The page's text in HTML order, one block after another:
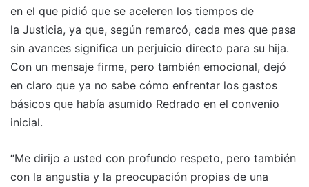
en el que pidió que se aceleren los tiempos de
la Justicia, ya que, según remarcó, cada mes que pasa
sin avances significa un perjuicio directo para su hija.
Con un mensaje firme, pero también emocional, dejó
en claro que ya no sabe cómo enfrentar los gastos
básicos que había asumido Redrado en el convenio
inicial.
“Me dirijo a usted con profundo respeto, pero también
con la angustia y la preocupación propias de una